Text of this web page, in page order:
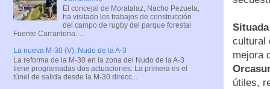
cultural
mejora
útiles,
El concejal de Moratalaz, Nacho Pezuela,
ha visitado los trabajos de construcción
del campo de rugby del parque forestal
Fuente Carrantona. ...
La nueva M-30 (V), Nudo de la A-3
La reforma de la M-30 en la zona del Nudo de la A-3
tiene programadas dos actuaciones: La primera es el
túnel de salida desde la M-30 direcc...